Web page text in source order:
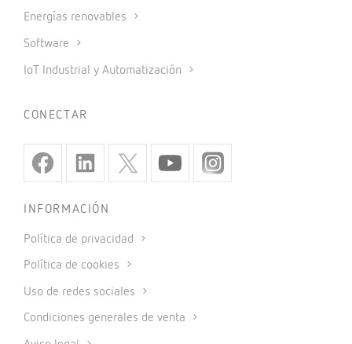
Energías renovables
Software
IoT Industrial y Automatización
CONECTAR
INFORMACIÓN
Política de privacidad
Política de cookies
Uso de redes sociales
Condiciones generales de venta